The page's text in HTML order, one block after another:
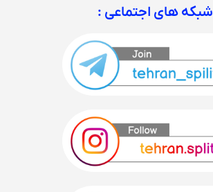
شبکه های اجتماعی :